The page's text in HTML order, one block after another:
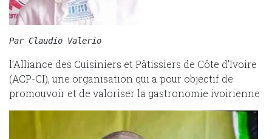
Par Claudio Valerio
l’Alliance des Cuisiniers et Pâtissiers de Côte d’Ivoire
(ACP-CI), une organisation qui a pour objectif de
promouvoir et de valoriser la gastronomie ivoirienne